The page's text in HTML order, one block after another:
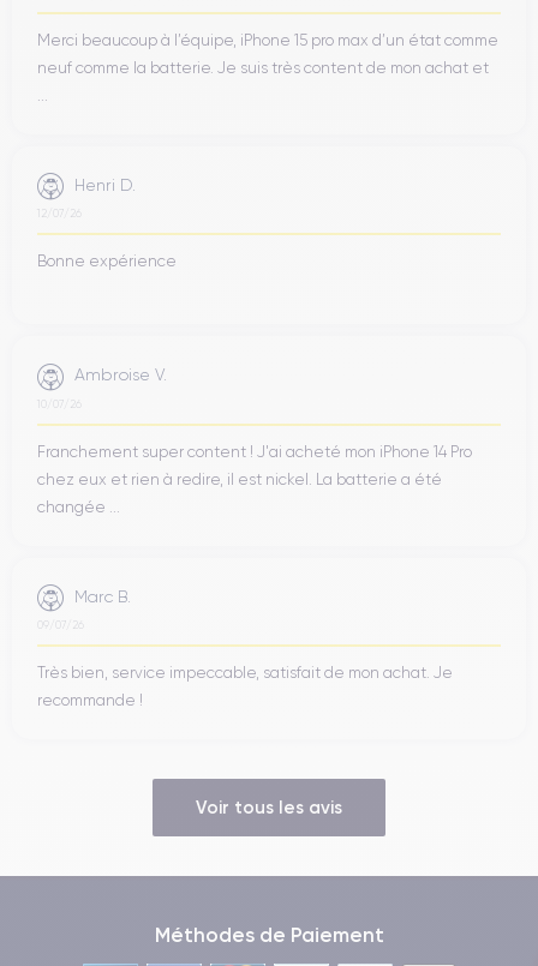
Merci beaucoup à l’équipe, iPhone 15 pro max d’un état comme
neuf comme la batterie. Je suis très content de mon achat et
Henri D.
12/07/26
Bonne expérience
Ambroise V.
10/07/26
Franchement super content ! J'ai acheté mon iPhone 14 Pro
chez eux et rien à redire, il est nickel. La batterie a été
changée ...
Marc B.
09/07/26
Très bien, service impeccable, satisfait de mon achat. Je
recommande !
Voir tous les avis
Méthodes de Paiement